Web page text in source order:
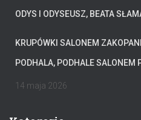
ODYS I ODYSEUSZ, BEATA
KRUPÓWKI SALONEM
PODHALA, PODHALE SALONEM
14 maja 2026